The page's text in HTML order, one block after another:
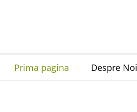
Prima pagina Despre Noi